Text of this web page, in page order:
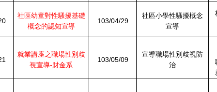
社區幼童對性騷擾基礎
概念的認知宣導
103/04/29
社區小學性騷擾概念
宣導
就業講座之職場性別歧
視宣導-財金系
103/05/09
宣導職場性別歧視防
治